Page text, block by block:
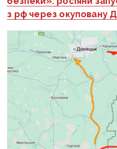
з рф через окуповану